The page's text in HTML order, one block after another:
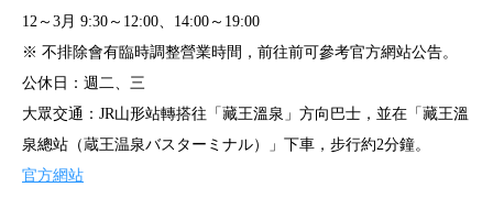
12～3月 9:30～12:00、14:00～19:00
※ 不排除會有臨時調整營業時間，前往前可參考官方網站公告。
公休日：週二、三
大眾交通：JR山形站轉搭往「藏王溫泉」方向巴士，並在「藏王溫
泉總站（蔵王温泉バスターミナル）」下車，步行約2分鐘。
官方網站